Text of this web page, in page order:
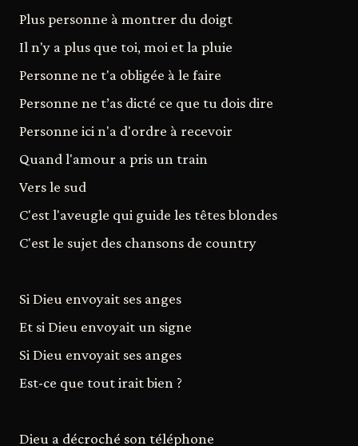
Plus personne à montrer du doigt
Il n'y a plus que toi, moi et la pluie
Personne ne t'a obligée à le faire
Personne ne t’as dicté ce que tu dois dire
Personne ici n'a d'ordre à recevoir
Quand l'amour a pris un train
Vers le sud
C'est l'aveugle qui guide les têtes blondes
C'est le sujet des chansons de country
Si Dieu envoyait ses anges
Et si Dieu envoyait un signe
Si Dieu envoyait ses anges
Est-ce que tout irait bien ?
Dieu a décroché son téléphone